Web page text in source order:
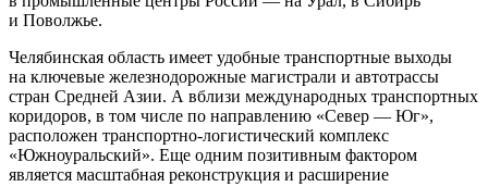
и Поволжье.
Челябинская область имеет удобные транспортные выходы
на ключевые железнодорожные магистрали и автотрассы
стран Средней Азии. А вблизи международных транспортных
коридоров, в том числе по направлению «Север — Юг»,
расположен транспортно-логистический комплекс
«Южноуральский». Еще одним позитивным фактором
является масштабная реконструкция и расширение